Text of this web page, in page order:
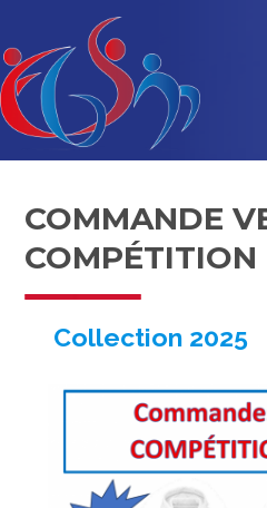
COMMANDE
COMPÉTITION
Collection 2025